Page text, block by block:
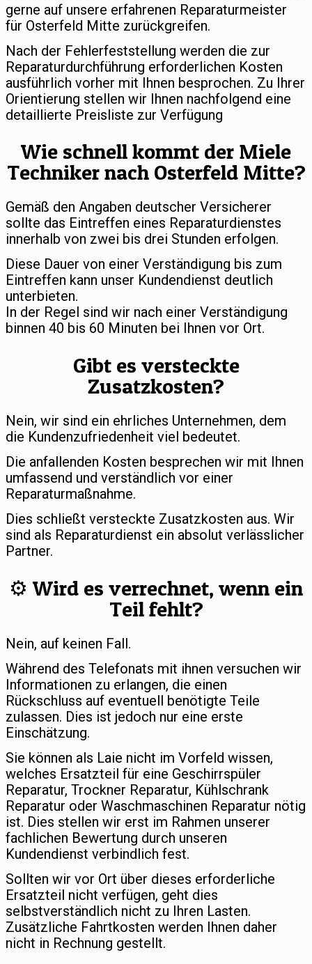
gerne auf unsere erfahrenen Reparaturmeister
für Osterfeld Mitte zurückgreifen.
Nach der Fehlerfeststellung werden die zur
Reparaturdurchführung erforderlichen Kosten
ausführlich vorher mit Ihnen besprochen. Zu Ihrer
Orientierung stellen wir Ihnen nachfolgend eine
detaillierte Preisliste zur Verfügung
Wie schnell kommt der Miele
Techniker nach Osterfeld Mitte?
Gemäß den Angaben deutscher Versicherer
sollte das Eintreffen eines Reparaturdienstes
innerhalb von zwei bis drei Stunden erfolgen.
Diese Dauer von einer Verständigung bis zum
Eintreffen kann unser Kundendienst deutlich
unterbieten.
In der Regel sind wir nach einer Verständigung
binnen 40 bis 60 Minuten bei Ihnen vor Ort.
Gibt es versteckte
Zusatzkosten?
Nein, wir sind ein ehrliches Unternehmen, dem
die Kundenzufriedenheit viel bedeutet.
Die anfallenden Kosten besprechen wir mit Ihnen
umfassend und verständlich vor einer
Reparaturmaßnahme.
Dies schließt versteckte Zusatzkosten aus. Wir
sind als Reparaturdienst ein absolut verlässlicher
Partner.
⚙️ Wird es verrechnet, wenn ein
Teil fehlt?
Nein, auf keinen Fall.
Während des Telefonats mit ihnen versuchen wir
Informationen zu erlangen, die einen
Rückschluss auf eventuell benötigte Teile
zulassen. Dies ist jedoch nur eine erste
Einschätzung.
Sie können als Laie nicht im Vorfeld wissen,
welches Ersatzteil für eine Geschirrspüler
Reparatur, Trockner Reparatur, Kühlschrank
Reparatur oder Waschmaschinen Reparatur nötig
ist. Dies stellen wir erst im Rahmen unserer
fachlichen Bewertung durch unseren
Kundendienst verbindlich fest.
Sollten wir vor Ort über dieses erforderliche
Ersatzteil nicht verfügen, geht dies
selbstverständlich nicht zu Ihren Lasten.
Zusätzliche Fahrtkosten werden Ihnen daher
nicht in Rechnung gestellt.